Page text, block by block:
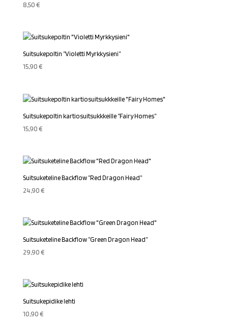
8,50€
Suitsukepoltin ”Violetti Myrkkysieni”
15,90€
Suitsukepoltin kartiosuitsukkkeille ”Fairy Homes”
15,90€
Suitsuketeline Backflow ”Red Dragon Head”
24,90€
Suitsuketeline Backflow ”Green Dragon Head”
29,90€
Suitsukepidike lehti
10,90€